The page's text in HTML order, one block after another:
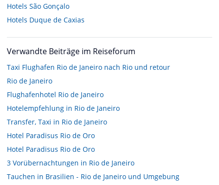
Hotels São Gonçalo
Hotels Duque de Caxias
Verwandte Beiträge im Reiseforum
Taxi Flughafen Rio de Janeiro nach Rio und retour
Rio de Janeiro
Flughafenhotel Rio de Janeiro
Hotelempfehlung in Rio de Janeiro
Transfer, Taxi in Rio de Janeiro
Hotel Paradisus Rio de Oro
Hotel Paradisus Rio de Oro
3 Vorübernachtungen in Rio de Janeiro
Tauchen in Brasilien - Rio de Janeiro und Umgebung